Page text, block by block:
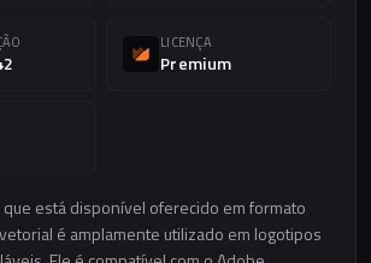
LICENÇA
Premium
que está disponível oferecido em formato
é amplamente utilizado em logotipos